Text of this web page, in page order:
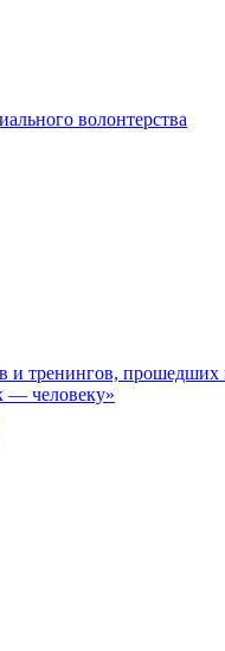
и тренингов, прошедших
— человеку»